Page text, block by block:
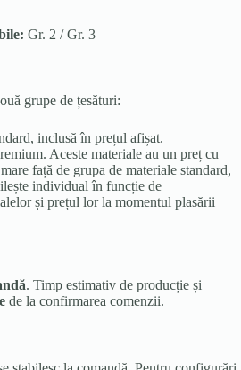
Gr. 2 / Gr. 3
grupe de țesături:
inclusă în prețul afișat.
Aceste materiale au un preț cu
față de grupa de materiale standard,
individual în funcție de
și prețul lor la momentul plasării
. Timp estimativ de producție și
de la confirmarea comenzii.